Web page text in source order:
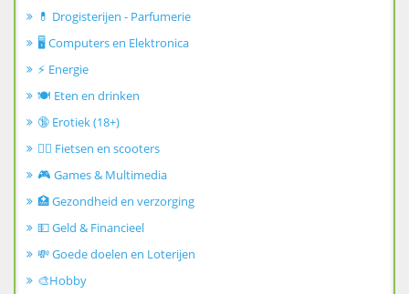
💊 Drogisterijen - Parfumerie
🖥️ Computers en Elektronica
⚡ Energie
🍽️ Eten en drinken
🔞 Erotiek (18+)
🚴‍♂️ Fietsen en scooters
🎮 Games & Multimedia
🏥 Gezondheid en verzorging
💵 Geld & Financieel
💸 Goede doelen en Loterijen
🎨Hobby